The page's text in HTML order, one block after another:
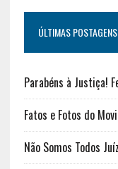
ÚLTIMAS POSTAGENS
Parabéns à Justiça!
Fatos e Fotos do
Não Somos Todos